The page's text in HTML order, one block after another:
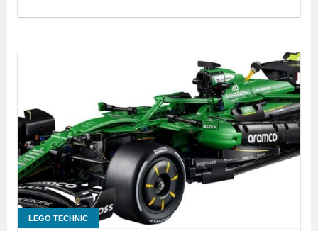
LEGO TECHNIC